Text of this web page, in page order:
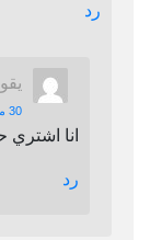
رد
30 مارس، 2022 الساعة 1:56 م
انا
رد